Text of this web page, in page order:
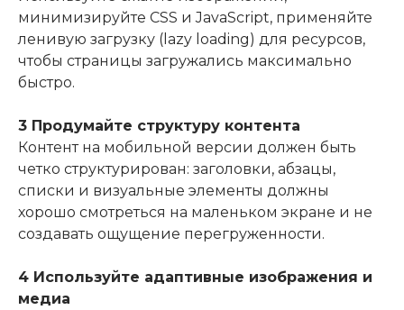
минимизируйте CSS и JavaScript, применяйте
ленивую загрузку (lazy loading) для ресурсов,
чтобы страницы загружались максимально
быстро.
3 Продумайте структуру контента
Контент на мобильной версии должен быть
четко структурирован: заголовки, абзацы,
списки и визуальные элементы должны
хорошо смотреться на маленьком экране и не
создавать ощущение перегруженности.
4 Используйте адаптивные изображения и
медиа